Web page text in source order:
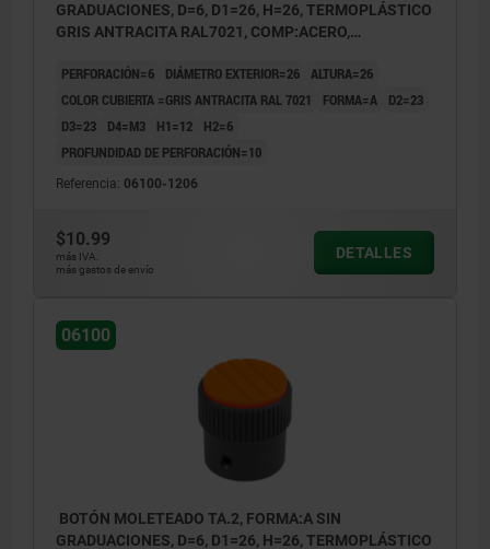
GRADUACIONES, D=6, D1=26, H=26, TERMOPLÁSTICO
GRIS ANTRACITA RAL7021, COMP:ACERO,
PERFORACIÓN=6 DIÁMETRO EXTERIOR=26 ALTURA=26
COLOR CUBIERTA =GRIS ANTRACITA RAL 7021
FORMA=A
D2=23
D3=23
D4=M3 H1=12
H2=6
PROFUNDIDAD DE PERFORACIÓN=10
Referencia: 06100-1206
$10.99
más IVA.
más gastos de envío
DETALLES
06100
BOTÓN MOLETEADO TA.2, FORMA:A SIN
GRADUACIONES, D=6, D1=26, H=26, TERMOPLÁSTICO